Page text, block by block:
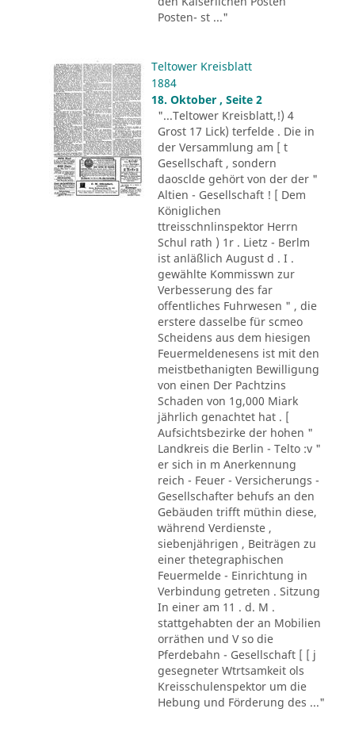
Posten- st ..."
Teltower Kreisblatt
1884
18. Oktober , Seite 2
"...Teltower Kreisblatt,!) 4
Grost 17 Lick) terfelde . Die in
der Versammlung am [ t
Gesellschaft , sondern
daosclde gehört von der der "
Altien - Gesellschaft ! [ Dem
Königlichen
ttreisschnlinspektor Herrn
Schul rath ) 1r . Lietz - Berlm
ist anläßlich August d . I .
gewählte Kommisswn zur
Verbesserung des far
offentliches Fuhrwesen " , die
erstere dasselbe für scmeo
Scheidens aus dem hiesigen
Feuermeldenesens ist mit den
meistbethanigten Bewilligung
von einen Der Pachtzins
Schaden von 1g,000 Miark
jährlich genachtet hat . [
Aufsichtsbezirke der hohen "
Landkreis die Berlin - Telto :v "
er sich in m Anerkennung
reich - Feuer - Versicherungs -
Gesellschafter behufs an den
Gebäuden trifft müthin diese,
während Verdienste ,
siebenjährigen , Beiträgen zu
einer thetegraphischen
Feuermelde - Einrichtung in
Verbindung getreten . Sitzung
In einer am 11 . d. M .
stattgehabten der an Mobilien
orräthen und V so die
Pferdebahn - Gesellschaft [ [ j
gesegneter Wtrtsamkeit ols
Kreisschulenspektor um die
Hebung und Förderung des ..."